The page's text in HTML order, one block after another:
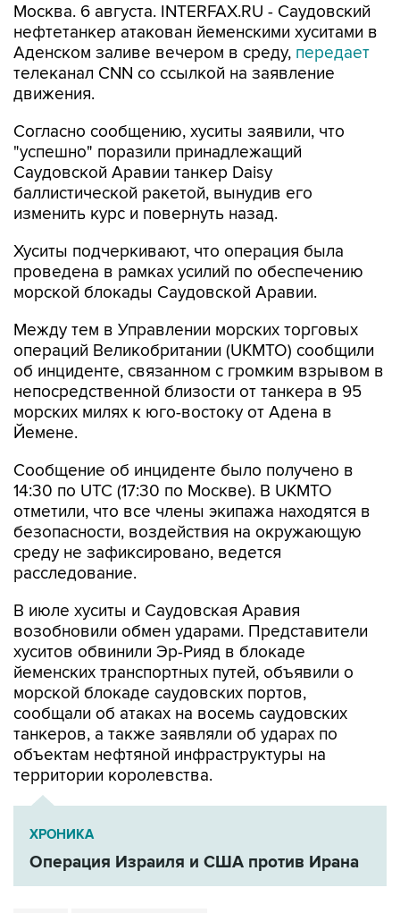
Москва. 6 августа. INTERFAX.RU - Саудовский
нефтетанкер атакован йеменскими хуситами в
Аденском заливе вечером в среду, передает
телеканал CNN со ссылкой на заявление
движения.
Согласно сообщению, хуситы заявили, что
"успешно" поразили принадлежащий
Саудовской Аравии танкер Daisy
баллистической ракетой, вынудив его
изменить курс и повернуть назад.
Хуситы подчеркивают, что операция была
проведена в рамках усилий по обеспечению
морской блокады Саудовской Аравии.
Между тем в Управлении морских торговых
операций Великобритании (UKMTO) сообщили
об инциденте, связанном с громким взрывом в
непосредственной близости от танкера в 95
морских милях к юго-востоку от Адена в
Йемене.
Сообщение об инциденте было получено в
14:30 по UTC (17:30 по Москве). В UKMTO
отметили, что все члены экипажа находятся в
безопасности, воздействия на окружающую
среду не зафиксировано, ведется
расследование.
В июле хуситы и Саудовская Аравия
возобновили обмен ударами. Представители
хуситов обвинили Эр-Рияд в блокаде
йеменских транспортных путей, объявили о
морской блокаде саудовских портов,
сообщали об атаках на восемь саудовских
танкеров, а также заявляли об ударах по
объектам нефтяной инфраструктуры на
территории королевства.
ХРОНИКА
Операция Израиля и США против Ирана